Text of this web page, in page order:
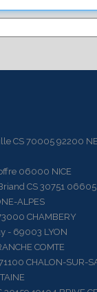
70005 92200
06000 NICE
CS 30751 06605
ALPES
CHAMBERY
69003 LYON
COMTE
CHALON-SUR-